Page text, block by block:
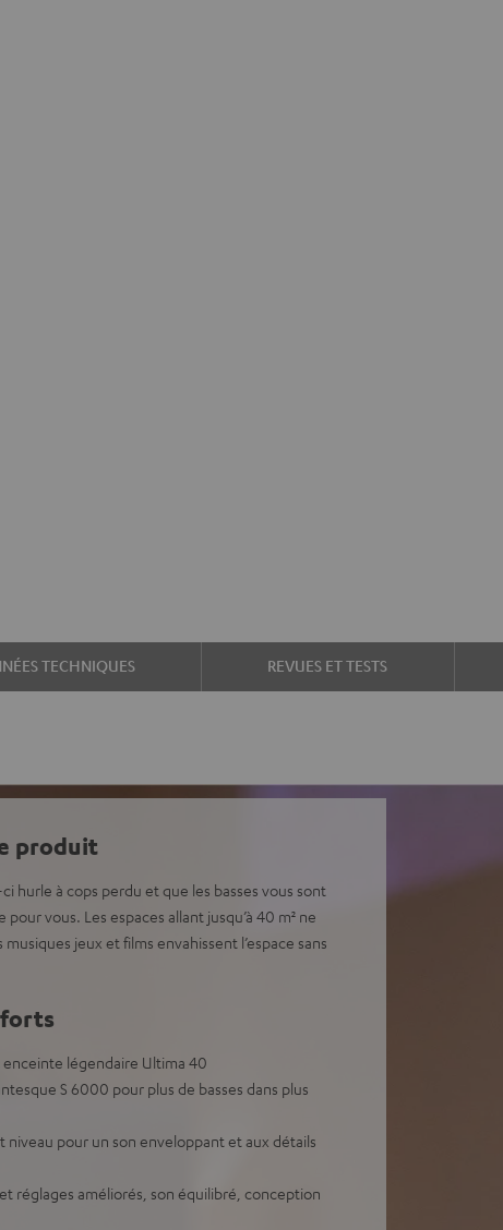
TECHNIQUES REVUES ET TESTS
produit
hurle à cops perdu et que les basses vous sont
vous. Les espaces allant jusqu’à 40 m² ne
jeux et films envahissent l’espace sans
forts
enceinte légendaire Ultima 40
S 6000 pour plus de basses dans plus
pour un son enveloppant et aux détails
réglages améliorés, son équilibré, conception